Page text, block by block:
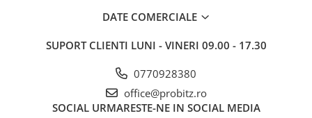
DATE COMERCIALE
SUPORT CLIENTI LUNI - VINERI 09.00 - 17.30
0770928380
office@probitz.ro
SOCIAL URMARESTE-NE IN SOCIAL MEDIA